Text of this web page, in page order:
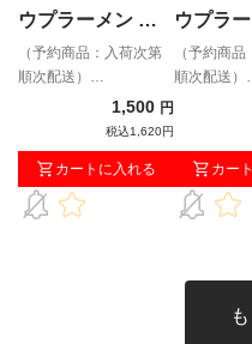
ウプラーメン プ
ラちゃん（豚骨魚
介）（予約商品：
入荷次第順次配
送）
（予約商品：入荷次第
順次配送）
「DOWNTOWN+」× 宅
麺コラボラーメン！松
本人志氏とダイアン・
津田篤宏氏が作り上げ
た究極の味をご賞味あ
れ！
1,500 円
税込1,620円
カートに入れる
ウプラ
ウちゃ
（予約商
次第順
（予約商
順次配送）
「
麺コラボ
本人志氏と
津田篤宏氏
た究極の味
れ！
カー